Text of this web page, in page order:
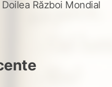
Război Mondial